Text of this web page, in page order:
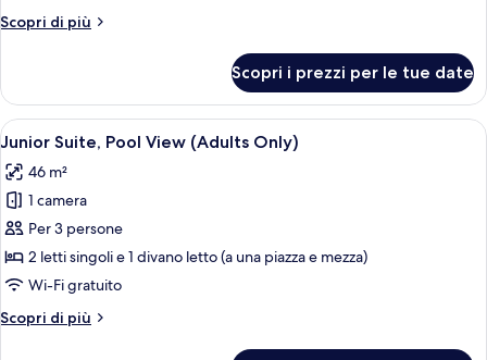
Scopri di più
Altri
piscina
privata
Scopri i prezzi per le tue date
Apri
tutte
le
foto
per
Junior
Suite,
View
Una camera d'albergo con un letto
9
Junior Suite, Pool View (Adults Only)
46 m²
1 camera
Per 3 persone
2 letti singoli e 1 divano letto (a una piazza e mezza)
Wi-Fi gratuito
Scopri di più
Altri